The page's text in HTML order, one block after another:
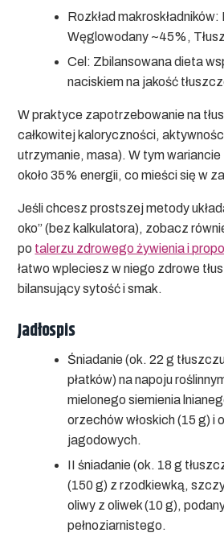
Rozkład makroskładników:
Węglowodany ~45%,
Cel: Zbilansowana dieta
naciskiem na jakość
W praktyce zapotrzebowanie na
całkowitej kaloryczności,
utrzymanie, masa). W tym
około 35% energii, co mieści się w
Jeśli chcesz prostszej metody
oko” (bez kalkulatora), zobacz
po talerzu zdrowego żywienia i
łatwo wpleciesz w niego zdrowe
bilansujący sytość i smak.
Jadłospis
Śniadanie (ok. 22 g
płatków) na napoju
mielonego siemienia
orzechów włoskich (15 g) i
jagodowych.
II śniadanie (ok. 18 g
(150 g) z rzodkiewką,
oliwy z oliwek (10 g),
pełnoziarnistego.